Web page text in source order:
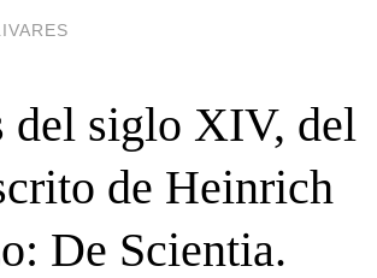
del siglo XIV, del
de Heinrich
De Scientia.